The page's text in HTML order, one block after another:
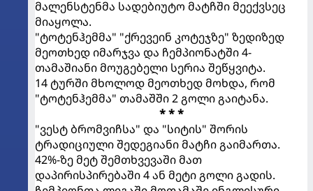
მალენსტენმა სადებიუტო მატჩში მეექვსეც
მიაყოლა.
"ტოტენჰემმა" "ქრევეინ კოტეჯზე" ზედიზედ
მეოთხედ იმარჯვა და ჩემპიონატში 4-
თამაშიანი მოუგებელი სერია შეწყვიტა.
14 ტურში მხოლოდ მეოთხედ მოხდა, რომ
"ტოტენჰემმა" თამაშში 2 გოლი გაიტანა.
* * *
"ვესტ ბრომვიჩსა" და "სიტის" შორის
ტრადიციული შედეგიანი მატჩი გაიმართა.
42%-ზე მეტ შემთხვევაში მათ
დაპირისპირებაში 4 ან მეტი გოლი გადის.